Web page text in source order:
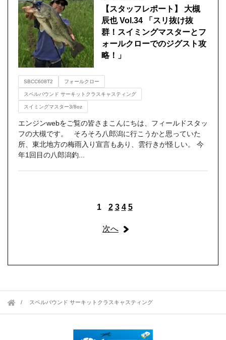
【スタッフレポート】 大槻
辰也 Vol.34 「スリ抜け抜
群！スイミングマスターとフ
ォールクローでのジグスト攻
略！」
SBCC608T2 フォールクロー
スペルバウンド サーキットクラスキャスティング
スイミングマスター3/8oz
エンジンwebをご覧の皆さまこんにちは、フィールドスタッ
フの大槻です。 そろそろ八郎潟に行こうかと思っていた
所、東北地方の梅雨入り宣言もあり、雲行きが怪しい。 今
年1回目の八郎潟釣...
1 2 3 4 5
次へ
スペルバウンド サーキットクラスキャスティング